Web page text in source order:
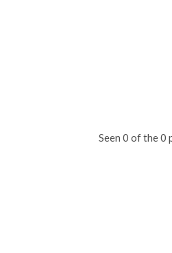
Seen 0 of the 0